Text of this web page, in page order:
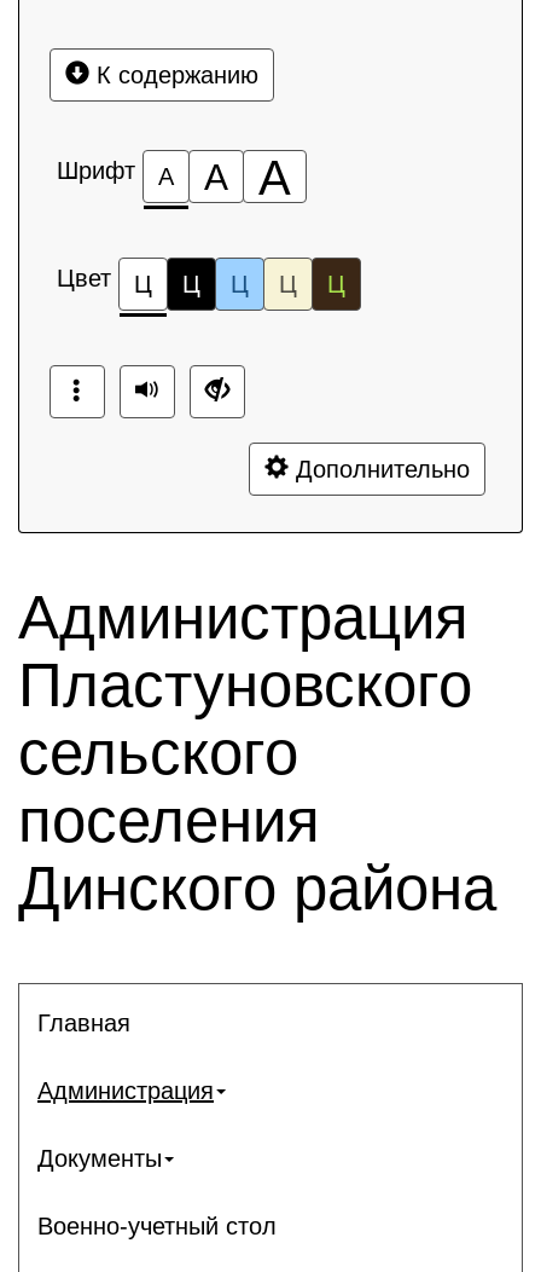
К содержанию
Шрифт А А А
Цвет Ц Ц Ц Ц Ц
Дополнительно
Администрация
Пластуновского
сельского
поселения
Динского района
Главная
Администрация
Документы
Военно-учетный стол